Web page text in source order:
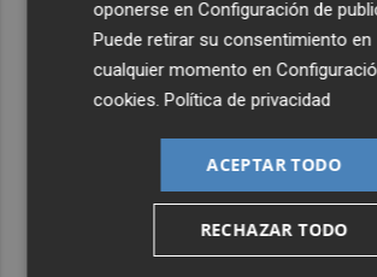
oponerse enConfiguración de
Puede retirar su consentimiento en
cualquier momento en
cookies .Política de privacidad
ACEPTAR TODO
RECHAZAR TODO